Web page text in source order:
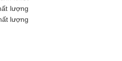
lượng
lượng